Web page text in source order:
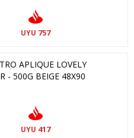
UYU 757
APLIQUE LOVELY
- 500G BEIGE 48X90
UYU 417